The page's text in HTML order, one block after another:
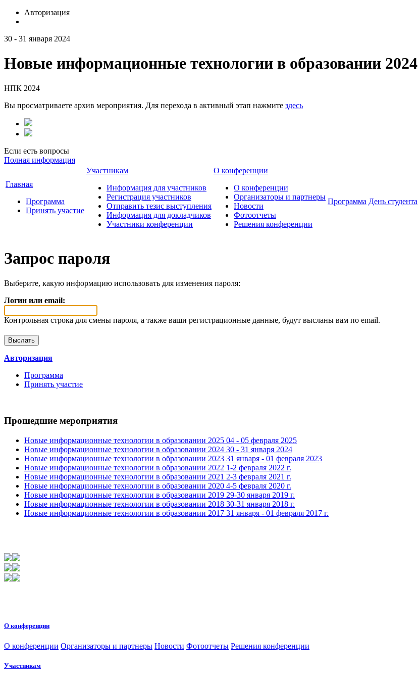
Авторизация
30 - 31 января 2024
Новые информационные технологии в образовании 2024
НПК 2024
Вы просматриваете архив мероприятия. Для перехода в активный этап нажмите здесь
Если есть вопросы
Полная информация
Главная
Программа
Принять участие
Участникам
Информация для участников
Регистрация участников
Отправить тезис выступления
Информация для докладчиков
Участники конференции
О конференции
О конференции
Организаторы и партнеры
Новости
Фотоотчеты
Решения конференции
Программа День студента
Запрос пароля
Выберите, какую информацию использовать для изменения пароля:
Логин или email:
Контрольная строка для смены пароля, а также ваши регистрационные данные, будут высланы вам по email.
Авторизация
Программа
Принять участие
Прошедшие мероприятия
Новые информационные технологии в образовании 2025 04 - 05 февраля 2025
Новые информационные технологии в образовании 2024 30 - 31 января 2024
Новые информационные технологии в образовании 2023 31 января - 01 февраля 2023
Новые информационные технологии в образовании 2022 1-2 февраля 2022 г.
Новые информационные технологии в образовании 2021 2-3 февраля 2021 г.
Новые информационные технологии в образовании 2020 4-5 февраля 2020 г.
Новые информационные технологии в образовании 2019 29-30 января 2019 г.
Новые информационные технологии в образовании 2018 30-31 января 2018 г.
Новые информационные технологии в образовании 2017 31 января - 01 февраля 2017 г.
О конференции
О конференции Организаторы и партнеры Новости Фотоотчеты Решения конференции
Участникам